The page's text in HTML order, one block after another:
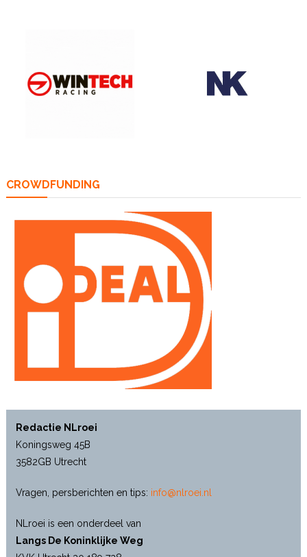
CROWDFUNDING
Redactie NLroei
Koningsweg 45B
3582GB Utrecht
Vragen, persberichten en tips: info@nlroei.nl
NLroei is een onderdeel van
Langs De Koninklijke Weg